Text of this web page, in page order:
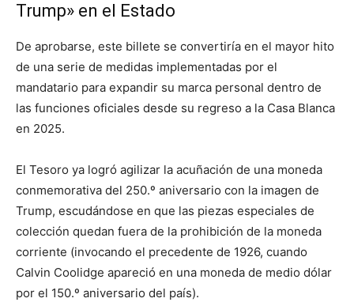
Trump» en el Estado
De aprobarse, este billete se convertiría en el mayor hito
de una serie de medidas implementadas por el
mandatario para expandir su marca personal dentro de
las funciones oficiales desde su regreso a la Casa Blanca
en 2025.
El Tesoro ya logró agilizar la acuñación de una moneda
conmemorativa del 250.º aniversario con la imagen de
Trump, escudándose en que las piezas especiales de
colección quedan fuera de la prohibición de la moneda
corriente (invocando el precedente de 1926, cuando
Calvin Coolidge apareció en una moneda de medio dólar
por el 150.º aniversario del país).